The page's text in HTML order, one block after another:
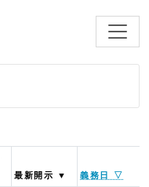
最新開示 ▼ 義務日 ▽